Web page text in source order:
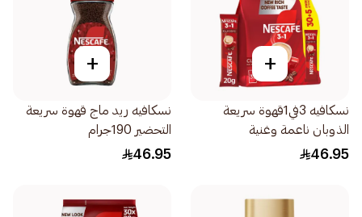
+
نسكافيه 3في1قهوة سريعة
الذوبان ناعمة وغنية
35×20جرام
46.95
+
نسكافيه ريد ماج قهوة سريعة
التحضير 190جرام
46.95